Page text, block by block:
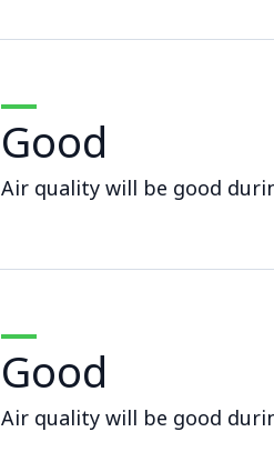
Good
Air quality will be good
Good
Air quality will be good